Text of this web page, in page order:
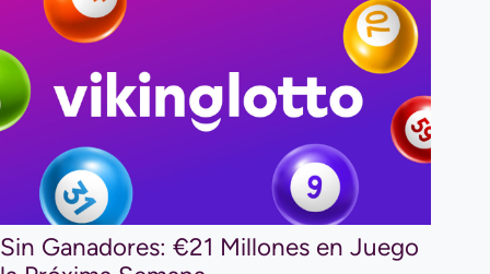
Sin Ganadores: €21 Millones en Juego